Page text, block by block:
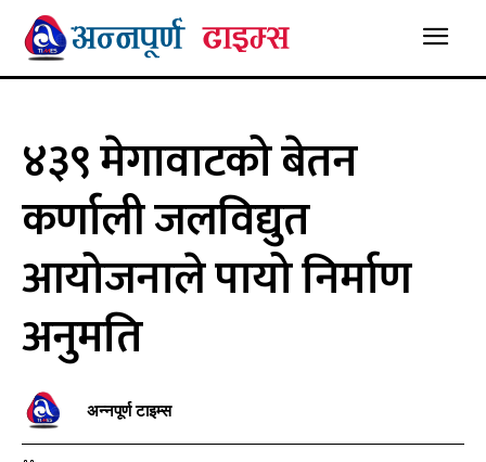
४३९ मेगावाटको बेतन
कर्णाली जलविद्युत
आयोजनाले पायो निर्माण
अनुमति
अन्नपूर्ण टाइम्स